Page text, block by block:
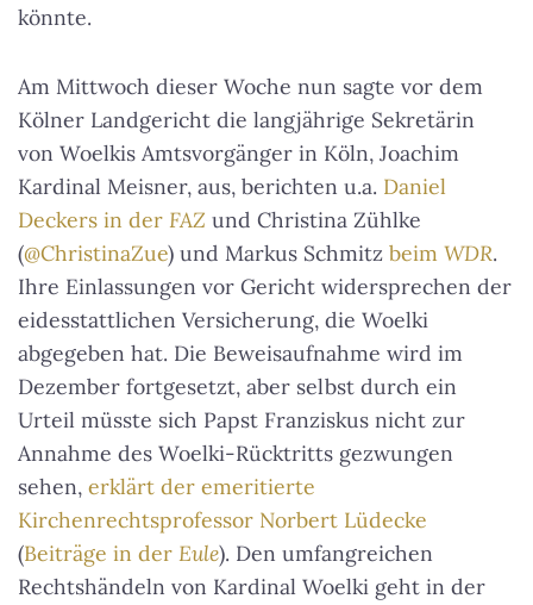
könnte.
Am Mittwoch dieser Woche nun sagte vor dem
Kölner Landgericht die langjährige Sekretärin
von Woelkis Amtsvorgänger in Köln, Joachim
Kardinal Meisner, aus, berichten u.a. Daniel
Deckers in der FAZ und Christina Zühlke
(@ChristinaZue) und Markus Schmitz beim WDR.
Ihre Einlassungen vor Gericht widersprechen der
eidesstattlichen Versicherung, die Woelki
abgegeben hat. Die Beweisaufnahme wird im
Dezember fortgesetzt, aber selbst durch ein
Urteil müsste sich Papst Franziskus nicht zur
Annahme des Woelki-Rücktritts gezwungen
sehen, erklärt der emeritierte
Kirchenrechtsprofessor Norbert Lüdecke
(Beiträge in der Eule). Den umfangreichen
Rechtshändeln von Kardinal Woelki geht in der